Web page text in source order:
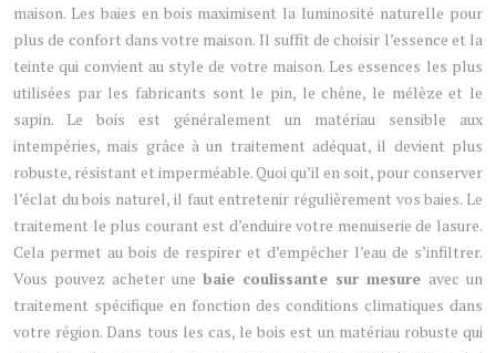
maison. Les baies en bois maximisent la luminosité naturelle pour
plus de confort dans votre maison. Il suffit de choisir l’essence et la
teinte qui convient au style de votre maison. Les essences les plus
utilisées par les fabricants sont le pin, le chêne, le mélèze et le
sapin. Le bois est généralement un matériau sensible aux
intempéries, mais grâce à un traitement adéquat, il devient plus
robuste, résistant et imperméable. Quoi qu’il en soit, pour conserver
l’éclat du bois naturel, il faut entretenir régulièrement vos baies. Le
traitement le plus courant est d’enduire votre menuiserie de lasure.
Cela permet au bois de respirer et d’empêcher l’eau de s’infiltrer.
Vous pouvez acheter une baie coulissante sur mesure avec un
traitement spécifique en fonction des conditions climatiques dans
votre région. Dans tous les cas, le bois est un matériau robuste qui